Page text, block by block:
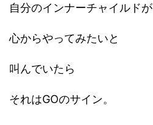
自分のインナーチャイルドが
心からやってみたいと
叫んでいたら
それはGOのサイン。